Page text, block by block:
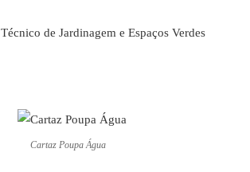
Técnico de Jardinagem e Espaços Verdes
Cartaz Poupa Água